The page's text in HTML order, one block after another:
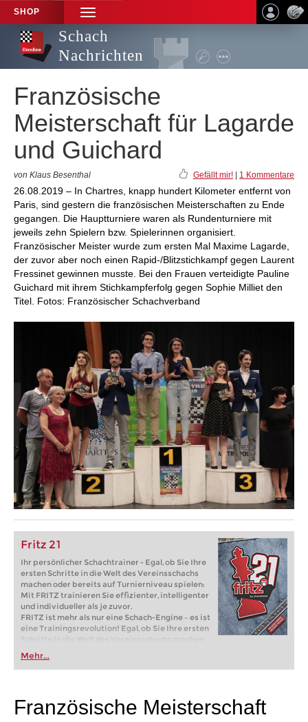
SHOP
TOGGLE
NAVIGATION
Schach
Nachrichten
Französische
Meisterschaft für Lagarde
und Guichard
von Klaus Besenthal Gefällt mir! 1 Kommentare
26.08.2019 – In Chartres, knapp hundert Kilometer entfernt von
Paris, sind gestern die französischen Meisterschaften zu Ende
gegangen. Die Hauptturniere waren als Rundenturniere mit
jeweils zehn Spielern bzw. Spielerinnen organisiert.
Französischer Meister wurde zum ersten Mal Maxime Lagarde,
der zuvor aber noch einen Rapid-/Blitzstichkampf gegen Laurent
Fressinet gewinnen musste. Bei den Frauen verteidigte Pauline
Guichard mit ihrem Stichkampferfolg gegen Sophie Milliet den
Titel. Fotos: Französischer Schachverband
Fritz 21
Ihr persönlicher Schachtrainer - Egal, ob Sie Ihre
ersten Schritte in die Welt des Vereinsschachs
machen oder bereits auf Turnierniveau spielen:
Mit FRITZ trainieren Sie effizienter, intelligenter
und individueller als je zuvor.
FRITZ ist mehr als nur eine Schach-Engine – es ist
eine Trainingsrevolution! Egal, ob Sie Ihre ersten
Schritte in die Welt des Vereinsschachs machen
oder bereits auf Turnierniveau spielen: Mit
FRITZ trainieren Sie effizienter, intelligenter und
individueller als je zuvor.
Mehr...
Französische Meisterschaft